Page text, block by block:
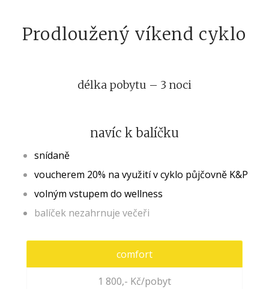
Prodloužený víkend cyklo
délka pobytu – 3 noci
navíc k balíčku
snídaně
voucherem 20% na využití v cyklo půjčovně K&P
volným vstupem do wellness
balíček nezahrnuje večeři
comfort
1 800,- Kč/pobyt